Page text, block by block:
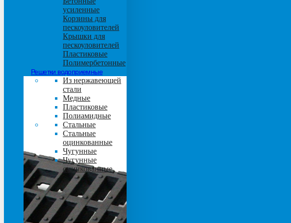
усиленные
Корзины для
пескоуловителей
Крышки для
пескоуловителей
Пластиковые
Полимербетонные
Решетки водоприемные
Из нержавеющей
стали
Медные
Пластиковые
Полиамидные
Стальные
Стальные
оцинкованные
Чугунные
Чугунные
оцинкованные